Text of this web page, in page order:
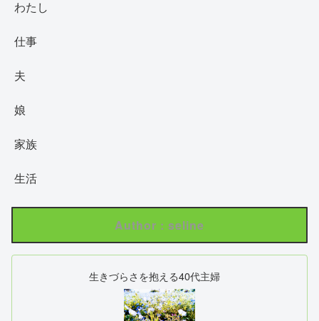
わたし
仕事
夫
娘
家族
生活
Author : seline
生きづらさを抱える40代主婦